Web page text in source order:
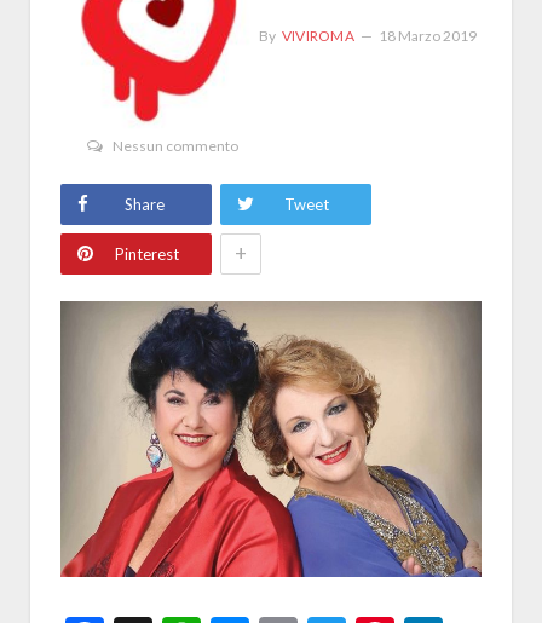
By VIVIROMA 18 Marzo 2019
Nessun commento
Share Tweet
Pinterest +